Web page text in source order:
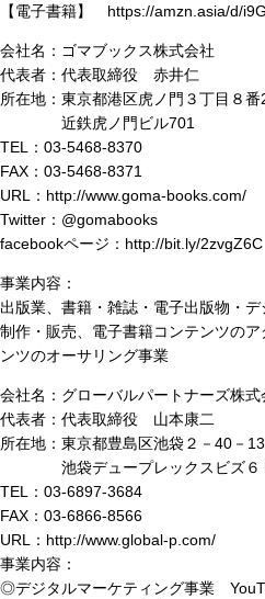
【電子書籍】 https://amzn.asia/d/
会社名：ゴマブックス株式会社
代表者：代表取締役 赤井仁
所在地：東京都港区虎ノ門３丁目８番
近鉄虎ノ門ビル701
TEL：03-5468-8370
FAX：03-5468-8371
URL：http://www.goma-books.com/
Twitter：@gomabooks
facebookページ：http://bit.ly/2zvgZ6C
事業内容：
出版業、書籍・雑誌・電子出版物・
制作・販売、電子書籍コンテンツの
ンツのオーサリング事業
会社名：グローバルパートナーズ株式
代表者：代表取締役 山本康二
所在地：東京都豊島区池袋２－40－13
池袋デュープレックスビズ６
TEL：03-6897-3684
FAX：03-6866-8566
URL：http://www.global-p.com/
事業内容：
◎デジタルマーケティング事業